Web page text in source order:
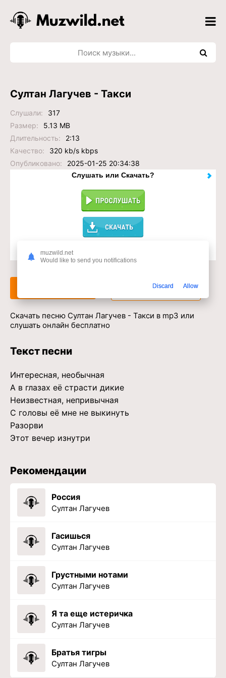
Султан Лагучев - Такси
Слушали:
317
Размер:
5.13 MB
Длительность:
2:13
Качество:
320 kb/s kbps
Опубликовано:
2025-01-25 20:34:38
Слушать или Скачать?
Доступ к музыкальному сервису
Скачать
Скачать песню Султан Лагучев - Такси в mp3 или
слушать онлайн бесплатно
Текст песни
Интересная, необычная
А в глазах её страсти дикие
Неизвестная, непривычная
С головы её мне не выкинуть
Разорви
Этот вечер изнутри
Рекомендации
Россия
Султан Лагучев
Гасишься
Султан Лагучев
Грустными нотами
Султан Лагучев
Я та еще истеричка
Султан Лагучев
Братья тигры
Султан Лагучев
muzwild.net
Would like to send you notifications
Discard Allow